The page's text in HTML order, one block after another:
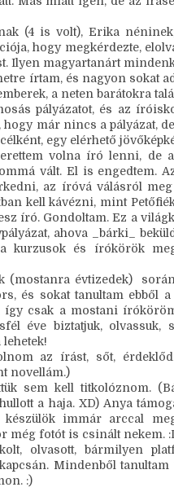
véleményezték) a
megromlott a
egy furcsa hálát érzek
Más miatt igen, de az
(4 is volt), Erika
hogy megkérdezte,
Ilyen magyartanárt
írtam, és nagyon sokat
a neten barátokra
hogy már nincs a pályázat,
egy elérhető
volna író lenni, de
vált. El is engedtem.
az íróvá válásról
kell kávézni, mint
író. Gondoltam. Ez a
ahova _bárki_
kurzusok és írókörök
évtizedek)
és sokat tanultam ebből a
így csak a mostani
éve biztatjuk, olvassuk,
lehetek!
az írást, sőt,
novellám.)
sem kell titkolóznom.
a haja. XD) Anya
készülök immár arccal
még fotót is csinált nekem.